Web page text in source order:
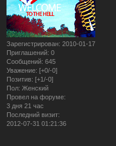
Зарегистрирован: 2010-01-17
Приглашений: 0
Сообщений: 645
Уважение: [+0/-0]
Позитив: [+1/-0]
Пол: Женский
Провел на форуме:
3 дня 21 час
Последний визит:
2012-07-31 01:21:36